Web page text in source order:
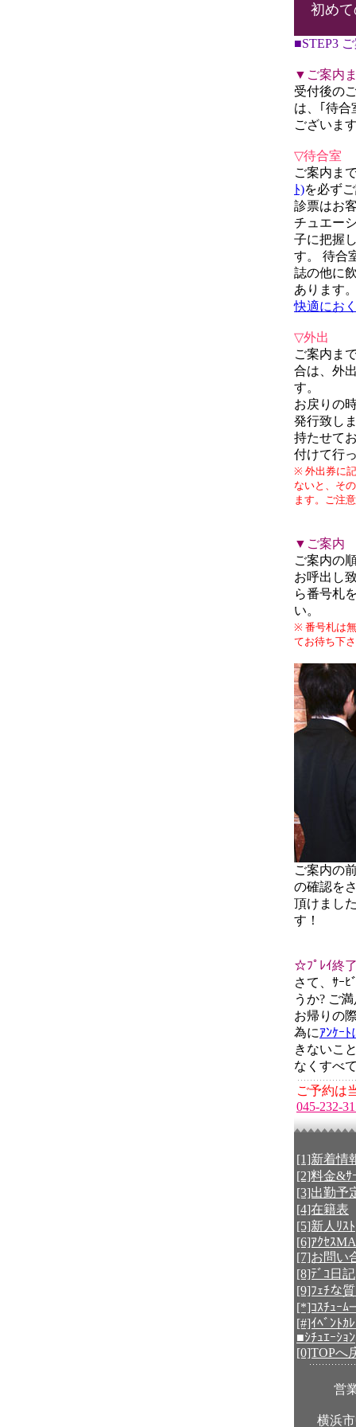
初め
■STEP3
▼ご案内
受付後の
は、｢待合
ございま
▽待合室
ご案内ま
ﾄ)を必ず
診票はお
チュエー
子に把握
す。 待合
誌の他に
あります
快適にお
▽外出
ご案内ま
合は、外
す。
お戻りの
発行致し
持たせて
付けて行
※ 外出券に
ないと、そ
ます。ご注
▼ご案内
ご案内の
お呼出し
ら番号札
い。
※ 番号札は
てお待ち下
ご案内の
の確認を
頂けまし
す！
☆ﾌﾟﾚｲ終
さて、ｻｰ
うか? ご
お帰りの
為にｱﾝｹｰ
きないこ
なくすべ
ご予約は
045-232-
[1]新着情
[2]料金&ｻ
[3]出勤予
[4]在籍表
[5]新人ﾘｽﾄ
[6]ｱｸｾｽ
[7]お問い
[8]ﾃﾞｺ日記
[9]ﾌｪﾁな
[*]ｺｽﾁｭｰﾑ
[#]ｲﾍﾞﾝﾄｶ
■ｼﾁｭｴｰｼｮﾝ
[0]TOPへ
営
横浜